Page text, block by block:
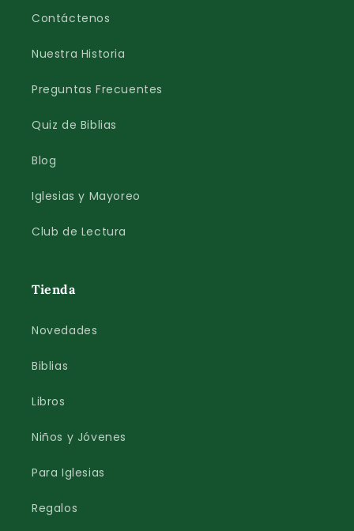
Contáctenos
Nuestra Historia
Preguntas Frecuentes
Quiz de Biblias
Blog
Iglesias y Mayoreo
Club de Lectura
Tienda
Novedades
Biblias
Libros
Niños y Jóvenes
Para Iglesias
Regalos